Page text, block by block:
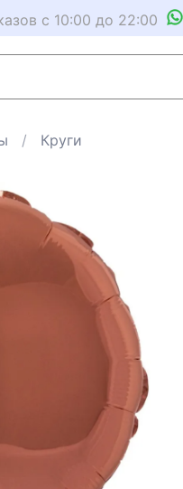
с 10:00 до 22:00
Круги